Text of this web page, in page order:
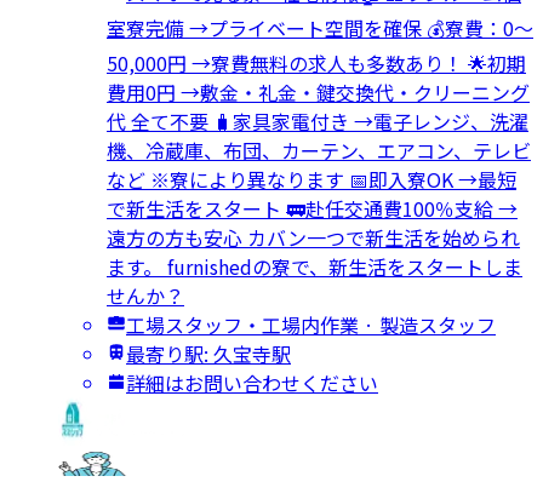
室寮完備 →プライベート空間を確保 💰寮費：0～
50,000円 →寮費無料の求人も多数あり！ 🌟初期
費用0円 →敷金・礼金・鍵交換代・クリーニング
代 全て不要 🧳家具家電付き →電子レンジ、洗濯
機、冷蔵庫、布団、カーテン、エアコン、テレビ
など ※寮により異なります 📅即入寮OK →最短
で新生活をスタート 🚃赴任交通費100％支給 →
遠方の方も安心 カバン一つで新生活を始められ
ます。 furnishedの寮で、新生活をスタートしま
せんか？
工場スタッフ・工場内作業 · 製造スタッフ
最寄り駅: 久宝寺駅
詳細はお問い合わせください